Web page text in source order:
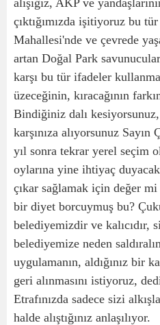
alışığız, AKP ve
çıktığımızda işitiyoruz bu
Mahallesi'nde ve çevrede
artan Doğal Park
karşı bu tür ifadeler
üzeceğinin, kıracağının
Bindiğiniz dalı
karşınıza alıyorsunuz
yıl sonra tekrar yerel seçim
oylarına yine ihtiyaç
çıkar sağlamak için değer mi
bir diyet borcuymuş bu?
belediyemizdir ve kalıcıdır,
belediyemize neden
uygulamanın, aldığınız bir
geri alınmasını istiyoruz,
Etrafınızda sadece sizi
halde alıştığınız anlaşılıyor.